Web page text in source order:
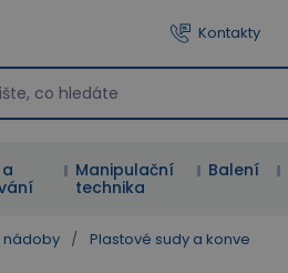
Kontakty
Manipulační
technika
Balení
nádoby / Plastové sudy a konve